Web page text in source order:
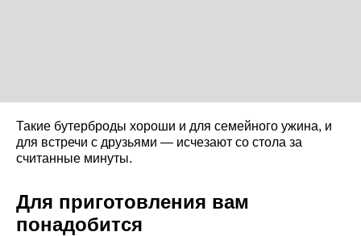
Такие бутерброды хороши и для семейного ужина, и
для встречи с друзьями — исчезают со стола за
считанные минуты.
Для приготовления вам
понадобится